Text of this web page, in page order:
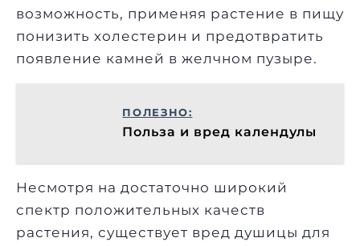
возможность, применяя растение в пищу
понизить холестерин и предотвратить
появление камней в желчном пузыре.
ПОЛЕЗНО:
Польза и вред календулы
Несмотря на достаточно широкий
спектр положительных качеств
растения, существует вред душицы для